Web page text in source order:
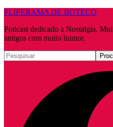
FLIPERAMA DE BOTECO
Podcast dedicado a Nostalgia.
antigos com muito humor.